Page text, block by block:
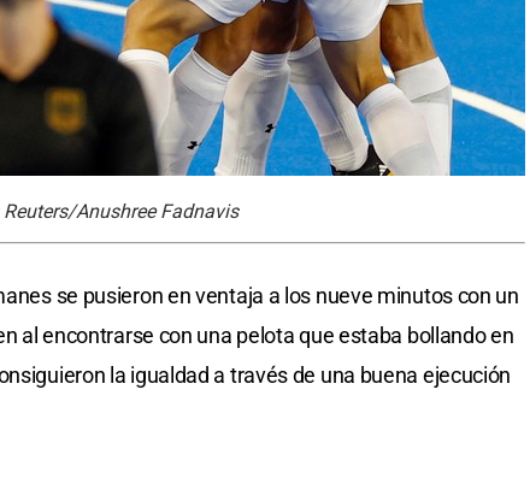
Anushree Fadnavis
se pusieron en ventaja a los nueve minutos con un
al encontrarse con una pelota que estaba bollando en
la igualdad a través de una buena ejecución